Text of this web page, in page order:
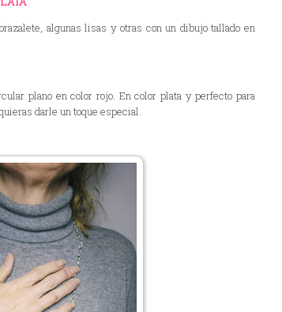
algunas lisas y otras con un dibujo tallado en
plano en color rojo. En color plata y perfecto para
darle un toque especial.